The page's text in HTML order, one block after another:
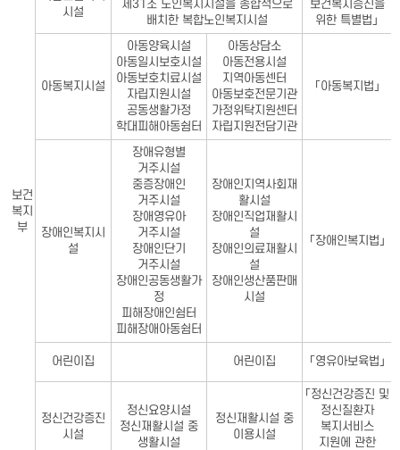
보건
복지
부
시설
제31조 노인복지시설을 종합적으로
배치한 복합노인복지시설
보건복지증진을
위한 특별법」
아동복지시설
아동양육시설
아동일시보호시설
아동보호치료시설
자립지원시설
공동생활가정
학대피해아동쉼터
아동상담소
아동전용시설
지역아동센터
아동보호전문기관
가정위탁지원센터
자립지원전담기관
「아동복지법」
장애인복지시
설
장애유형별
거주시설
중증장애인
거주시설
장애영유아
거주시설
장애인단기
거주시설
장애인공동생활가
정
피해장애인쉼터
피해장애아동쉼터
장애인지역사회재
활시설
장애인직업재활시
설
장애인의료재활시
설
장애인생산품판매
시설
「장애인복지법」
어린이집 어린이집 「영유아보육법」
정신건강증진
시설
정신요양시설
정신재활시설 중
생활시설
정신재활시설 중
이용시설
「정신건강증진 및
정신질환자
복지서비스
지원에 관한